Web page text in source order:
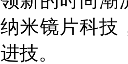
纳米镜片科技
进技。